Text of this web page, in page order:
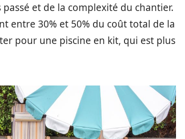
et de la complexité du chantier.
entre 30% et 50% du coût total de la
pour une piscine en kit, qui est plus